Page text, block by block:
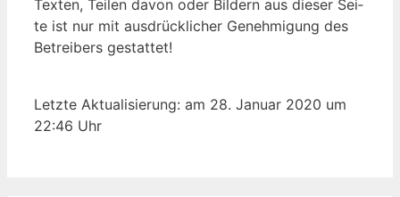
Tex­ten, Tei­len da­von oder Bil­dern aus die­ser Sei­
te ist nur mit aus­drück­li­cher Ge­neh­mi­gung des
Be­trei­bers ge­stat­tet!
Letz­te Ak­tua­li­sie­rung: am 28. Ja­nu­ar 2020 um
22:46 Uhr